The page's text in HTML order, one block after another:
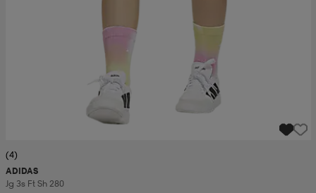
(4)
ADIDAS
Jg 3s Ft Sh 280